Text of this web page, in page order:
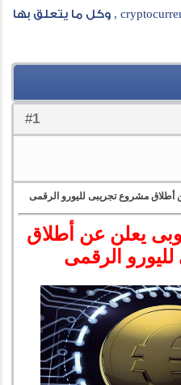
#
1
أطلاق مشروع تجريبى لليورو الرقمى
يعلن عن أطلاق
الرقمى